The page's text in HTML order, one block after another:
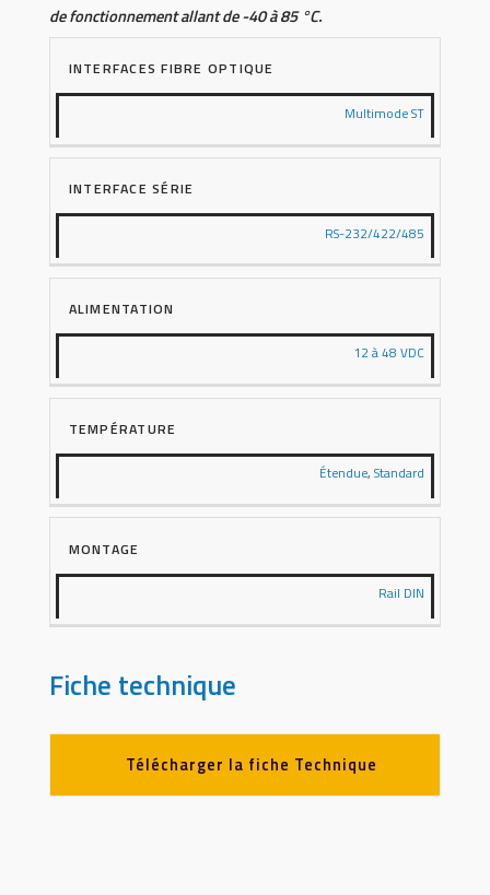
de fonctionnement allant de -40 à 85 °C.
INTERFACES FIBRE OPTIQUE
Multimode ST
INTERFACE SÉRIE
RS-232/422/485
ALIMENTATION
12 à 48 VDC
TEMPÉRATURE
Étendue,Standard
MONTAGE
Rail DIN
Fiche technique
Télécharger la fiche Technique